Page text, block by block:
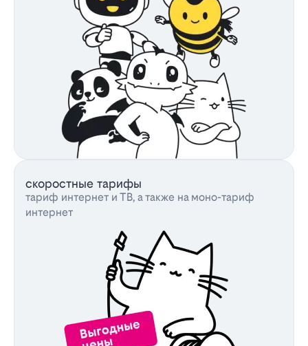
скоростные тарифы
тариф интернет и ТВ, а также на моно-тариф
интернет